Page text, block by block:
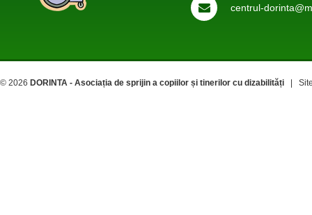
centrul-
© 2026 DORINTA - Asociația de sprijin a copiilor și tinerilor cu dizabilități |